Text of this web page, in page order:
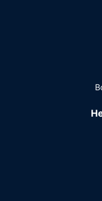
самостоятельная